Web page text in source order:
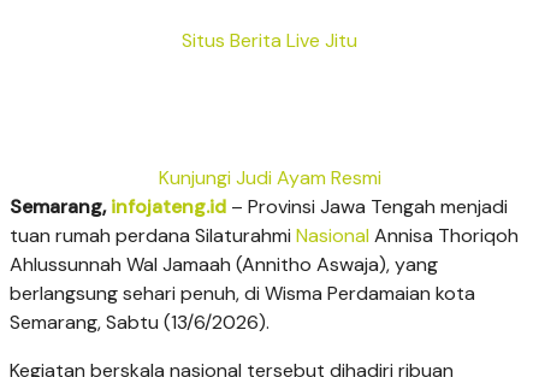
Situs Berita Live Jitu
Kunjungi Judi Ayam Resmi
Semarang,infojateng.id – Provinsi Jawa Tengah menjadi
tuan rumah perdana Silaturahmi Nasional Annisa Thoriqoh
Ahlussunnah Wal Jamaah (Annitho Aswaja), yang
berlangsung sehari penuh, di Wisma Perdamaian kota
Semarang, Sabtu (13/6/2026).
Kegiatan berskala nasional tersebut dihadiri ribuan